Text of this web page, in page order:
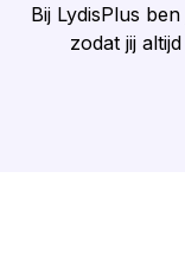
Bij LydisPlus
zodat jij